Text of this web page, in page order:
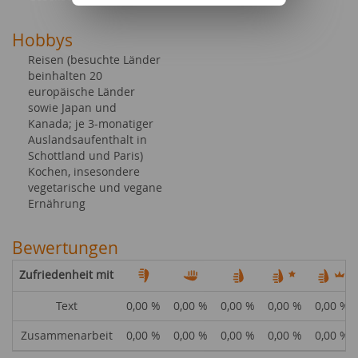
Hobbys
Reisen (besuchte Länder
beinhalten 20
europäische Länder
sowie Japan und
Kanada; je 3-monatiger
Auslandsaufenthalt in
Schottland und Paris)
Kochen, insesondere
vegetarische und vegane
Ernährung
Bewertungen
Zufriedenheit mit
Text 0,00 % 0,00 % 0,00 % 0,00 %
0,00 %
Zusammenarbeit
0,00 % 0,00 % 0,00 % 0,00 % 0,00 %